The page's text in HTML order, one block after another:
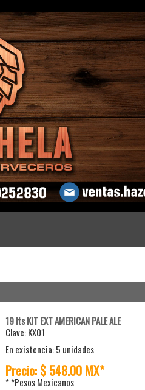
19 lts KIT EXT AMERICAN PALE ALE
Clave: KX01
En existencia: 5 unidades
Precio: $ 548.00 MX*
* *Pesos Mexicanos